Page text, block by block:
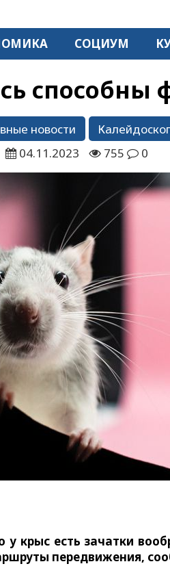
СОЦИУМ
способны
новости
04.11.2023
755 0
крыс есть зачатки
передвижения,